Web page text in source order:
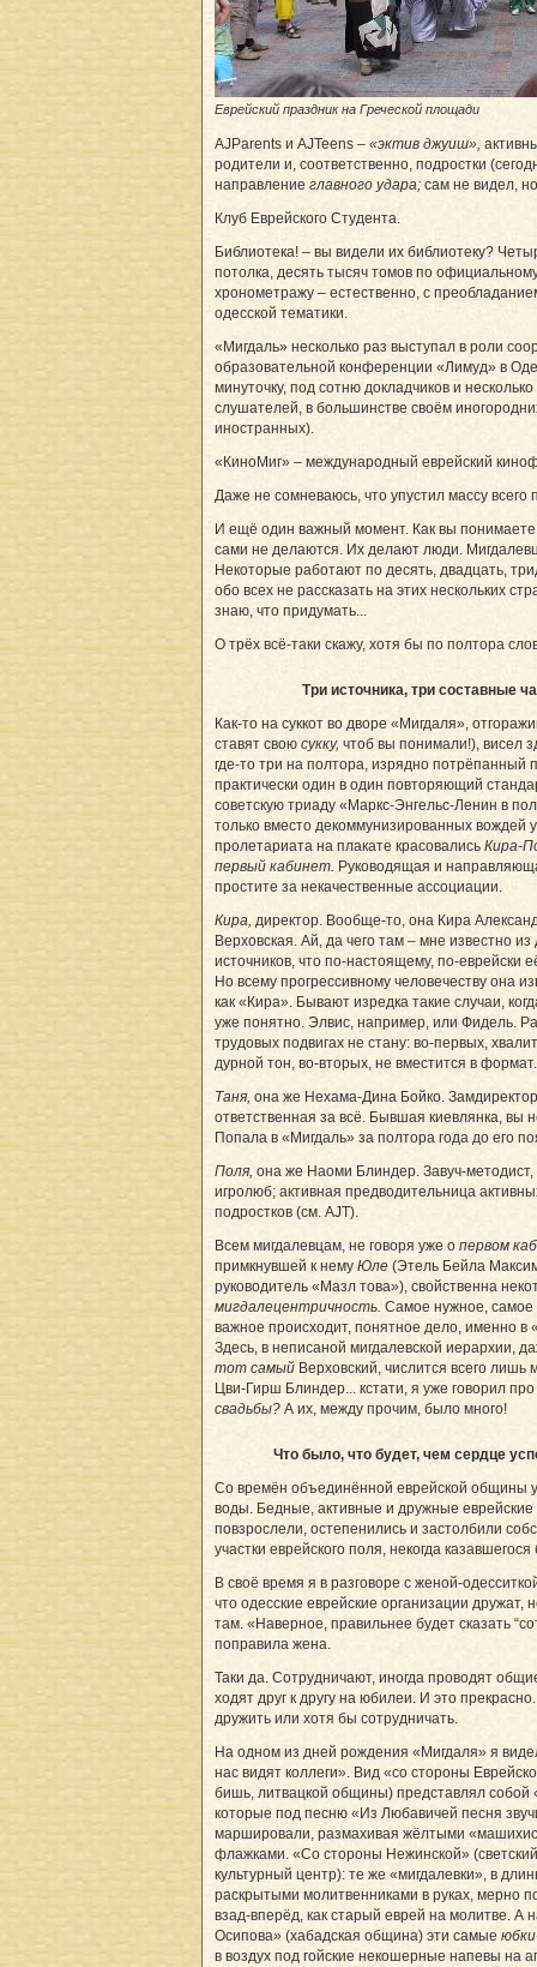
Еврейский праздник на Греческой площади
AJParents и AJTeens – «эктив джуиш»,
родители и, соответственно, подростки
направление главного удара; сам не видел,
Клуб Еврейского Студента.
Библиотека! – вы видели их библиотеку?
потолка, десять тысяч томов по
хронометражу – естественно, с
одесской тематики.
«Мигдаль» несколько раз выступал в роли
образовательной конференции «Лимуд» в
минуточку, под сотню докладчиков и несколько
слушателей, в большинстве своём
иностранных).
«КиноМиг» – международный еврейский
Даже не сомневаюсь, что упустил массу всего
И ещё один важный момент. Как вы
сами не делаются. Их делают люди.
Некоторые работают по десять, двадцать,
обо всех не рассказать на этих нескольких
знаю, что придумать...
О трёх всё-таки скажу, хотя бы по полтора
Три источника, три составные
Как-то на суккот во дворе «Мигдаля»,
ставят свою сукку, чтоб вы понимали!), висел
где-то три на полтора, изрядно потрёпанный
практически один в один повторяющий
советскую триаду «Маркс-Энгельс-Ленин в
только вместо декоммунизированных вождей
пролетариата на плакате красовались Кира-
первый кабинет. Руководящая и
простите за некачественные ассоциации.
Кира, директор. Вообще-то, она Кира
Верховская. Ай, да чего там – мне известно
источников, что по-настоящему, по-еврейски
Но всему прогрессивному человечеству она
как «Кира». Бывают изредка такие случаи,
уже понятно. Элвис, например, или Фидель.
трудовых подвигах не стану: во-первых,
дурной тон, во-вторых, не вместится в формат.
Таня, она же Нехама-Дина Бойко.
ответственная за всё. Бывшая киевлянка, вы
Попала в «Мигдаль» за полтора года до его
Поля, она же Наоми Блиндер. Завуч-методист,
игролюб; активная предводительница
подростков (см. AJT).
Всем мигдалевцам, не говоря уже о первом
примкнувшей к нему Юле (Этель Бейла
руководитель «Мазл това»), свойственна
мигдалецентричность. Самое нужное,
важное происходит, понятное дело, именно в
Здесь, в неписаной мигдалевской иерархии,
тот самый Верховский, числится всего
Цви-Гирш Блиндер... кстати, я уже говорил про
свадьбы? А их, между прочим, было много!
Что было, что будет, чем сердце
Со времён объединённой еврейской общины
воды. Бедные, активные и дружные еврейские
повзрослели, остепенились и застолбили
участки еврейского поля, некогда
В своё время я в разговоре с женой-
что одесские еврейские организации дружат,
там. «Наверное, правильнее будет сказать
поправила жена.
Таки да. Сотрудничают, иногда проводят
ходят друг к другу на юбилеи. И это
дружить или хотя бы сотрудничать.
На одном из дней рождения «Мигдаля» я
нас видят коллеги». Вид «со стороны
бишь, литвацкой общины) представлял собой
которые под песню «Из Любавичей песня
маршировали, размахивая жёлтыми
флажками. «Со стороны Нежинской»
культурный центр): те же «мигдалевки», в
раскрытыми молитвенниками в руках, мерно
взад-вперёд, как старый еврей на молитве. А
Осипова» (хабадская община) эти самые
в воздух под гойские некошерные напевы на